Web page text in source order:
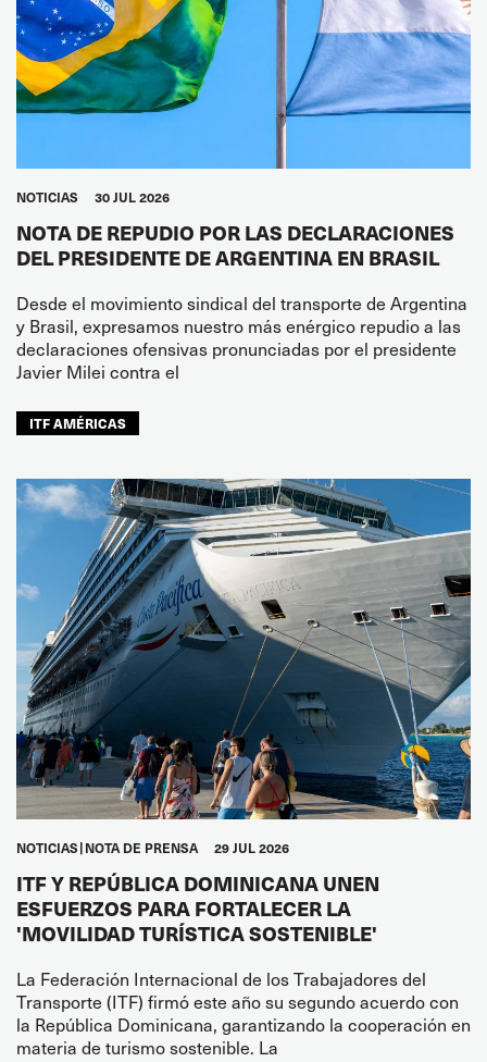
NOTICIAS 30 JUL 2026
NOTA DE REPUDIO POR LAS DECLARACIONES
DEL PRESIDENTE DE ARGENTINA EN BRASIL
Desde el movimiento sindical del transporte de Argentina
y Brasil, expresamos nuestro más enérgico repudio a las
declaraciones ofensivas pronunciadas por el presidente
Javier Milei contra el
ITF AMÉRICAS
NOTICIAS NOTA DE PRENSA 29 JUL 2026
ITF Y REPÚBLICA DOMINICANA UNEN
ESFUERZOS PARA FORTALECER LA
'MOVILIDAD TURÍSTICA SOSTENIBLE'
La Federación Internacional de los Trabajadores del
Transporte (ITF) firmó este año su segundo acuerdo con
la República Dominicana, garantizando la cooperación en
materia de turismo sostenible. La